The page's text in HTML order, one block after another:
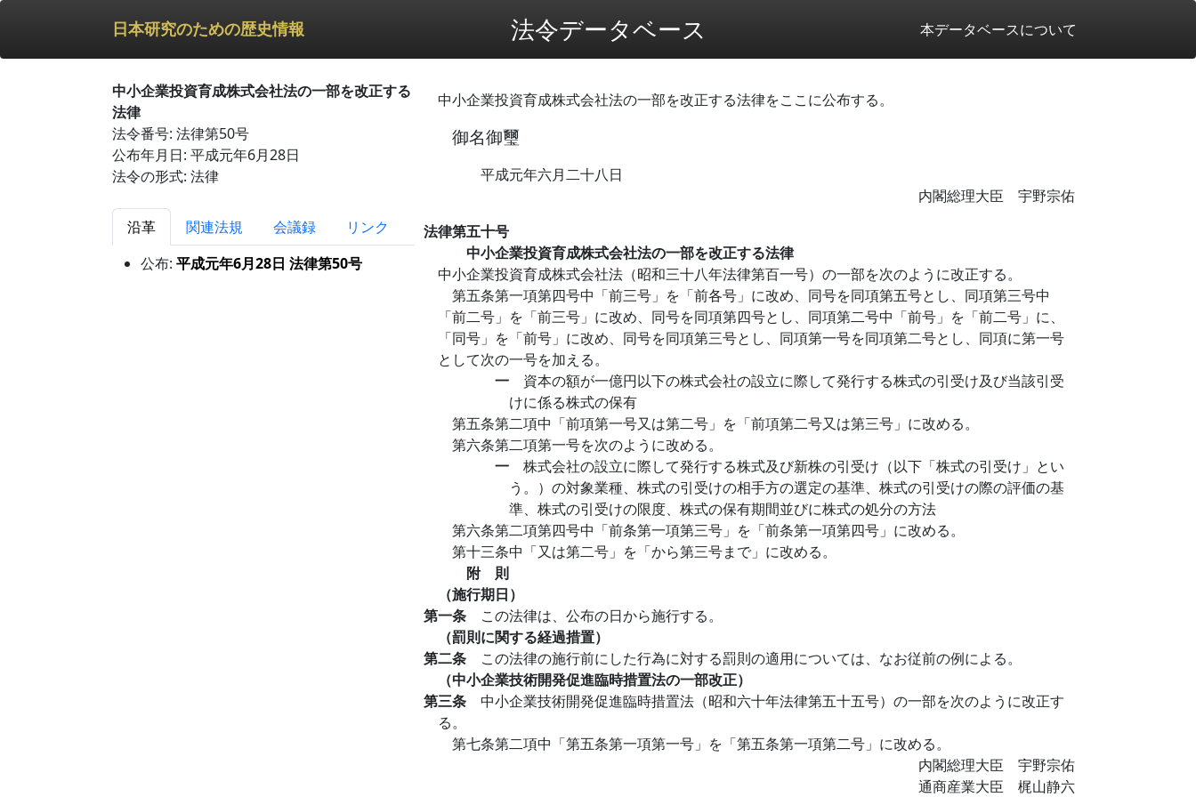
日本研究のための歴史情報 法令データベース 本データベースについて
中小企業投資育成株式会社法の一部を改正する
法律
法令番号: 法律第50号
公布年月日: 平成元年6月28日
法令の形式: 法律
沿革 関連法規 会議録
リンク
公布: 平成元年6月28日 法律第50号
中小企業投資育成株式会社法の一部を改正する法律をここに公布する。
御名御璽
平成元年六月二十八日
内閣総理大臣 宇野宗佑
法律第五十号
中小企業投資育成株式会社法の一部を改正する法律
中小企業投資育成株式会社法（昭和三十八年法律第百一号）の一部を次のように改正する。
第五条第一項第四号中「前三号」を「前各号」に改め、同号を同項第五号とし、同項第三号中
「前二号」を「前三号」に改め、同号を同項第四号とし、同項第二号中「前号」を「前二号」に、
「同号」を「前号」に改め、同号を同項第三号とし、同項第一号を同項第二号とし、同項に第一号
として次の一号を加える。
一 資本の額が一億円以下の株式会社の設立に際して発行する株式の引受け及び当該引受
けに係る株式の保有
第五条第二項中「前項第一号又は第二号」を「前項第二号又は第三号」に改める。
第六条第二項第一号を次のように改める。
一 株式会社の設立に際して発行する株式及び新株の引受け（以下「株式の引受け」とい
う。）の対象業種、株式の引受けの相手方の選定の基準、株式の引受けの際の評価の基
準、株式の引受けの限度、株式の保有期間並びに株式の処分の方法
第六条第二項第四号中「前条第一項第三号」を「前条第一項第四号」に改める。
第十三条中「又は第二号」を「から第三号まで」に改める。
附 則
（施行期日）
第一条 この法律は、公布の日から施行する。
（罰則に関する経過措置）
第二条 この法律の施行前にした行為に対する罰則の適用については、なお従前の例による。
（中小企業技術開発促進臨時措置法の一部改正）
第三条 中小企業技術開発促進臨時措置法（昭和六十年法律第五十五号）の一部を次のように改正す
る。
第七条第二項中「第五条第一項第一号」を「第五条第一項第二号」に改める。
内閣総理大臣 宇野宗佑
通商産業大臣 梶山静六